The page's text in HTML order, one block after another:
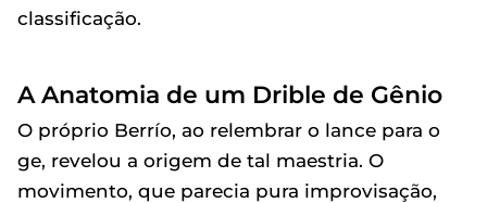
classificação.
A Anatomia de um Drible de Gênio
O próprio Berrío, ao relembrar o lance para o
ge, revelou a origem de tal maestria. O
movimento, que parecia pura improvisação,